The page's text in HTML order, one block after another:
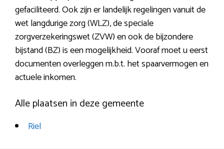
gefaciliteerd. Ook zijn er landelijk regelingen vanuit de
wet langdurige zorg (WLZ), de speciale
zorgverzekeringswet (ZVW) en ook de bijzondere
bijstand (BZ) is een mogelijkheid. Vooraf moet u eerst
documenten overleggen m.b.t. het spaarvermogen en
actuele inkomen.
Alle plaatsen in deze gemeente
Riel